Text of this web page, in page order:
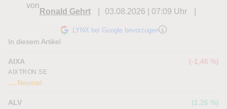
von
Ronald Gehrt 03.08.2026 | 07:09 Uhr
LYNX bei Google bevorzugen
In diesem Artikel
AIXA -1,46 %
AIXTRON SE
Neutral
ALV 1,26 %